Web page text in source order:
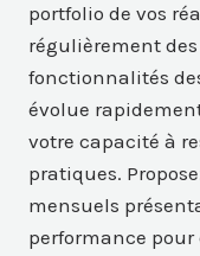
portfolio de vos
régulièrement
fonctionnalités
évolue
votre capacité à
pratiques.
mensuels
performance